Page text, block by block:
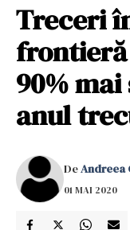
Treceri
frontieră
90%
anul
DeAndreea
01 MAI 2020